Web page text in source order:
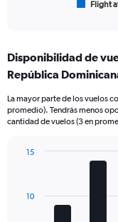
categories.
Range:
categories.
The
chart
displaying
Flight
Disponibilidad de
República
La mayor parte de los vuelos
promedio). Tendrás menos
cantidad de vuelos (3 en
10
15